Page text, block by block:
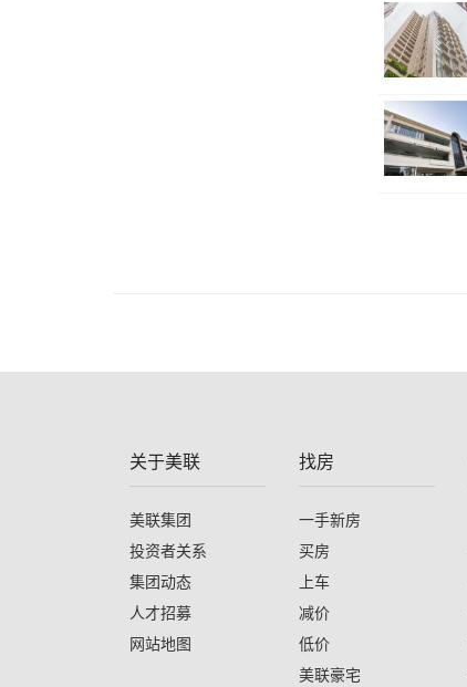
关于美联
美联集团
投资者关系
集团动态
人才招募
网站地图
找房
一手新房
买房
上车
减价
低价
美联豪宅